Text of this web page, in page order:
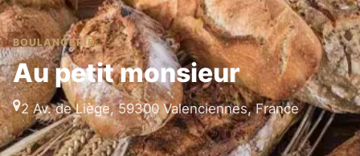
BOULANGERIE
Au petit monsieur
2 Av. de Liège, 59300 Valenciennes, France